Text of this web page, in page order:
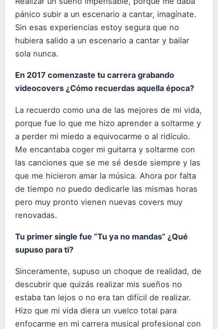
pánico subir a un escenario a cantar, imagínate.
Sin esas experiencias estoy segura que no
hubiera salido a un escenario a cantar y bailar
sola nunca.
En 2017 comenzaste tu carrera grabando
videocovers ¿Cómo recuerdas aquella época?
La recuerdo como una de las mejores de mi vida,
porque fue lo que me hizo aprender a soltarme y
a perder mi miedo a equivocarme o al ridículo.
Me encantaba coger mi guitarra y soltarme con
las canciones que se me sé desde siempre y las
que me hicieron amar la música. Ahora por falta
de tiempo no puedo dedicarle las mismas horas
pero muy pronto vienen nuevas covers muy
renovadas.
Tu primer single fue “Tu ya no mandas” ¿Qué
supuso para ti?
Sinceramente, supuso un choque de realidad, de
descubrir que quizás realizar mis sueños no
estaba tan lejos o no era tan difícil de realizar.
Hizo que mi vida diera un vuelco total para
enfocarme en mi carrera musical profesional con